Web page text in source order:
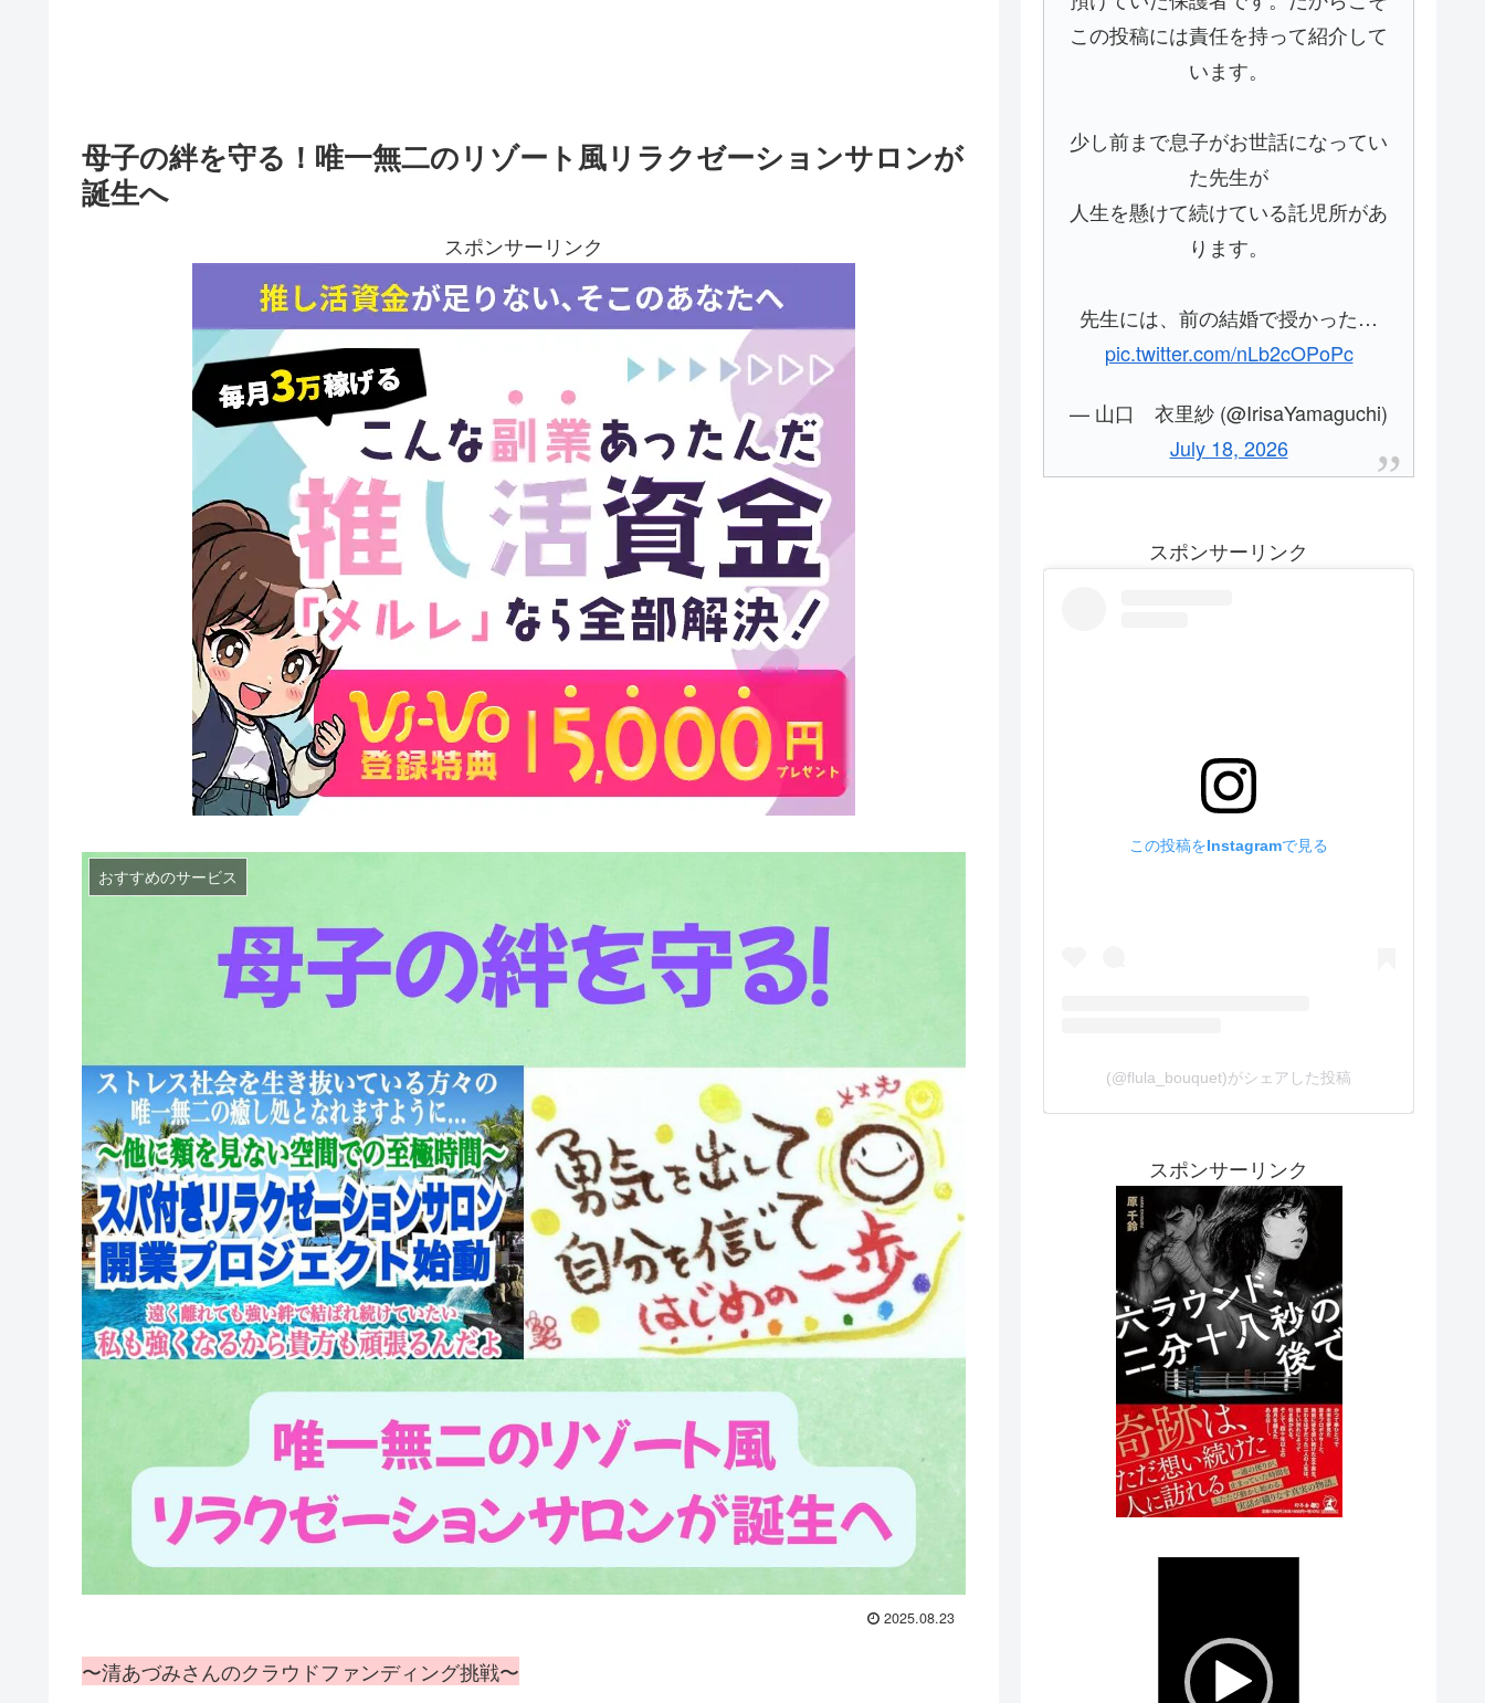
母子の絆を守る！唯一無二のリゾート風リラクゼーションサロンが
誕生へ
スポンサーリンク
おすすめのサービス
2025.08.23
〜清あづみさんのクラウドファンディング挑戦〜
この投稿には責任を持って紹介して
います。
少し前まで息子がお世話になってい
た先生が
人生を懸けて続けている託児所があ
ります。
先生には、前の結婚で授かった…
pic.twitter.com/nLb2cOPoPc
— 山口 衣里紗 (@IrisaYamaguchi)
July 18, 2026
スポンサーリンク
この投稿をInstagramで見る
(@flula_bouquet)がシェアした投稿
スポンサーリンク
レ
ー